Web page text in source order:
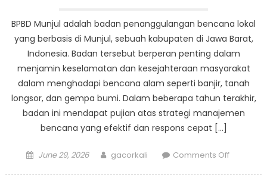
dan
Dedikasi
BPBD Munjul adalah badan penanggulangan bencana lokal
yang berbasis di Munjul, sebuah kabupaten di Jawa Barat,
Indonesia. Badan tersebut berperan penting dalam
menjamin keselamatan dan kesejahteraan masyarakat
dalam menghadapi bencana alam seperti banjir, tanah
longsor, dan gempa bumi. Dalam beberapa tahun terakhir,
badan ini mendapat pujian atas strategi manajemen
bencana yang efektif dan respons cepat […]
Posted
June 29, 2026 Author
gacorkali Comments Offon